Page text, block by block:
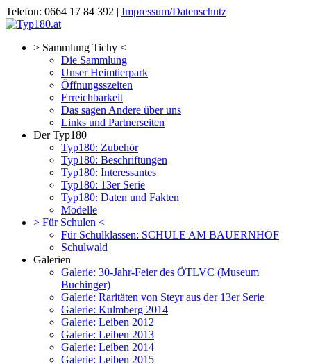
Telefon: 0664 17 84 392 | Impressum/Datenschutz
> Sammlung Tichy <
Die Sammlung
Unser Heimtierpark
Öffnungsszeiten
Erreichbarkeit
Das sagen Andere über uns
Links und Partnerseiten
Der Typ180
Typ180: Zubehör
Typ180: Beschriftungen
Typ180: Interessantes
Typ180: 13er Serie
Typ180: Daten und Fakten
Modelle
> Für Schulen <
Für Schulklassen: SCHULE AM BAUERNHOF
Schulwald
Galerien
Galerie: 30-Jahr-Feier des ÖTLVC (Museum
Buchinger)
Galerie: Raritäten von Steyr aus der 13er Serie
Galerie: Kulmberg 2014
Galerie: Leiben 2012
Galerie: Leiben 2013
Galerie: Leiben 2014
Galerie: Leiben 2015